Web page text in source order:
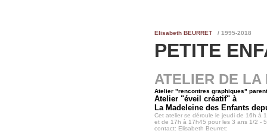
Elisabeth BEURRET / 1995-2018
PETITE
ATELIER DE LA
Atelier "rencontres graphiques"
Atelier "éveil créatif" à
La Madeleine des Enfants
Cet atelier se déroule le jeudi de 16h à
et de 17h à 17h45 pour les 3 ans 1/2 -
contact: Elisabeth Beurret: